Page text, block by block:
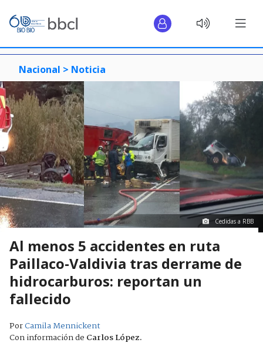
Nacional > Noticia
Cedidas a RBB
Al menos 5 accidentes en ruta
Paillaco-Valdivia tras derrame de
hidrocarburos: reportan un
fallecido
PorCamila Mennickent
Con información de Carlos López.